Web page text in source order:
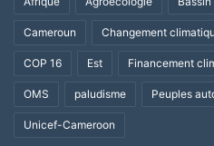
Cameroun Changement
COP 16 Est Financement
OMS paludisme Peuples
Unicef-Cameroon